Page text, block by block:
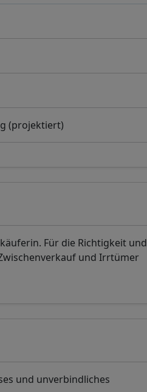
(projektiert)
Für die Richtigkeit und
und Irrtümer
und unverbindliches